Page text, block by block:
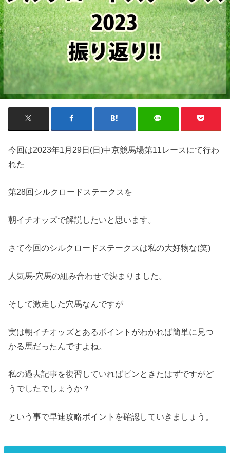
今回は2023年1月29日(日)中京競馬場第11レースにて行わ
れた
第28回シルクロードステークスを
朝イチオッズで解説したいと思います。
さて今回のシルクロードステークスは私の大好物な(笑)
人気馬‐穴馬の組み合わせで決まりました。
そして激走した穴馬なんですが
実は朝イチオッズとあるポイントがわかれば簡単に見つ
かる馬だったんですよね。
私の過去記事を復習していればピンときたはずですがど
うでしたでしょうか？
という事で早速攻略ポイントを確認していきましょう。